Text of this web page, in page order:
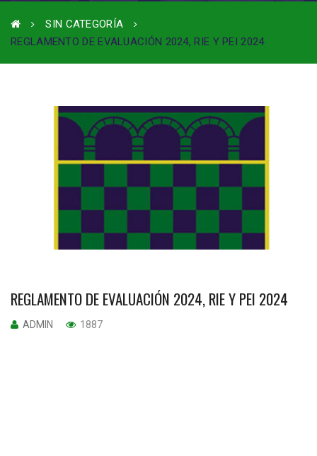
SIN CATEGORÍA
REGLAMENTO DE EVALUACIÓN 2024, RIE Y PEI 2024
REGLAMENTO DE EVALUACIÓN 2024, RIE Y PEI 2024
ADMIN 1887